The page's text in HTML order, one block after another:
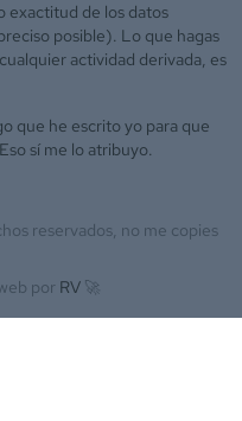
exactitud de los datos
posible). Lo que hagas
actividad derivada, es
que he escrito yo para que
sí me lo atribuyo.
reservados, no me copies
por RV 🚀